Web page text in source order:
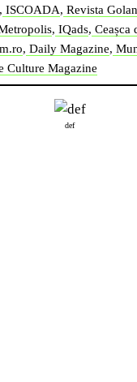
, ISCOADA, Revista Golan
, IQads, Ceașca
, Daily Magazine,
Culture Magazine
def